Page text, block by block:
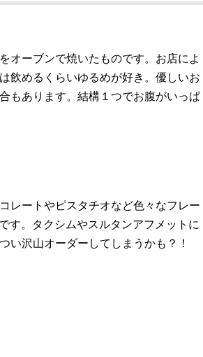
オーブンで焼いたものです。お店によ
飲めるくらいゆるめが好き。優しいお
もあります。結構１つでお腹がいっぱ
レートやピスタチオなど色々なフレー
す。タクシムやスルタンアフメットに
い沢山オーダーしてしまうかも？！